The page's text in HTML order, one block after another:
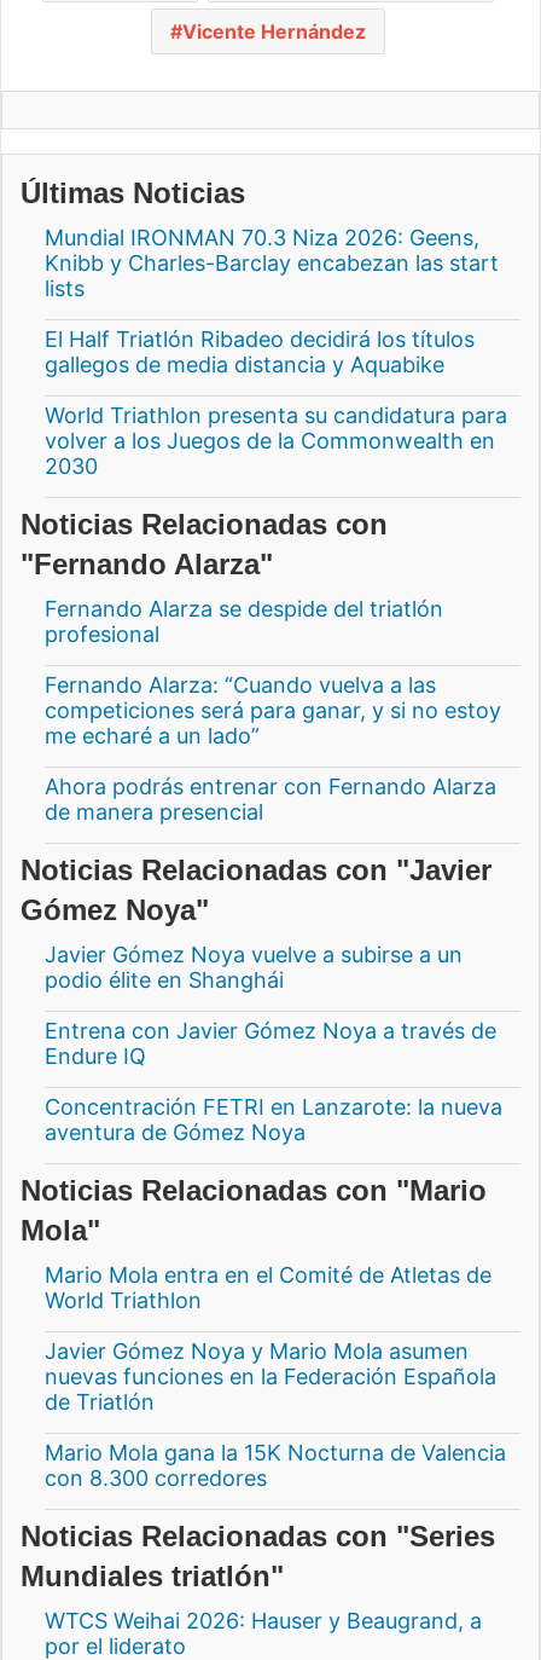
Vicente Hernández
Últimas Noticias
Mundial IRONMAN 70.3 Niza 2026: Geens,
Knibb y Charles-Barclay encabezan las start
lists
El Half Triatlón Ribadeo decidirá los títulos
gallegos de media distancia y Aquabike
World Triathlon presenta su candidatura para
volver a los Juegos de la Commonwealth en
2030
Noticias Relacionadas con
"Fernando Alarza"
Fernando Alarza se despide del triatlón
profesional
Fernando Alarza: “Cuando vuelva a las
competiciones será para ganar, y si no estoy
me echaré a un lado”
Ahora podrás entrenar con Fernando Alarza
de manera presencial
Noticias Relacionadas con "Javier
Gómez Noya"
Javier Gómez Noya vuelve a subirse a un
podio élite en Shanghái
Entrena con Javier Gómez Noya a través de
Endure IQ
Concentración FETRI en Lanzarote: la nueva
aventura de Gómez Noya
Noticias Relacionadas con "Mario
Mola"
Mario Mola entra en el Comité de Atletas de
World Triathlon
Javier Gómez Noya y Mario Mola asumen
nuevas funciones en la Federación Española
de Triatlón
Mario Mola gana la 15K Nocturna de Valencia
con 8.300 corredores
Noticias Relacionadas con "Series
Mundiales triatlón"
WTCS Weihai 2026: Hauser y Beaugrand, a
por el liderato